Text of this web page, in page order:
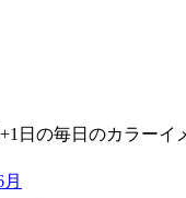
+1日の毎日のカラーイ
月